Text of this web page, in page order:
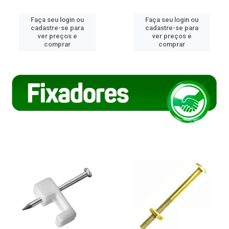
Faça seu login ou
cadastre-se para
ver preços e
comprar
Faça seu login ou
cadastre-se para
ver preços e
comprar